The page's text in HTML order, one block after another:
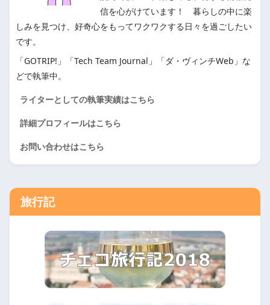
信を心がけています！ 暮らしの中に楽
しみを見つけ、好奇心をもってワクワクする日々を過ごしたい
です。
「GOTRIP!」「Tech Team Journal」「ダ・ヴィンチWeb」な
どで執筆中。
ライターとしての執筆実績はこちら
詳細プロフィールはこちら
お問い合わせはこちら
旅行記